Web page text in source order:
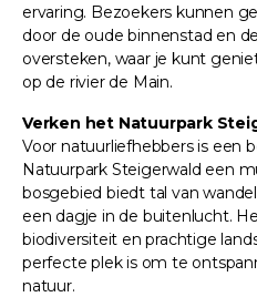
ervaring. Bezoekers kunnen
door de oude binnenstad en
oversteken, waar je kunt
op de rivier de Main.
Verken het Natuurpark
Voor natuurliefhebbers is een
Natuurpark Steigerwald een
bosgebied biedt tal van
een dagje in de buitenlucht.
biodiversiteit en prachtige
perfecte plek is om te
natuur.